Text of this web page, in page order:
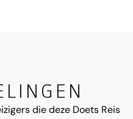
die deze Doets Reis